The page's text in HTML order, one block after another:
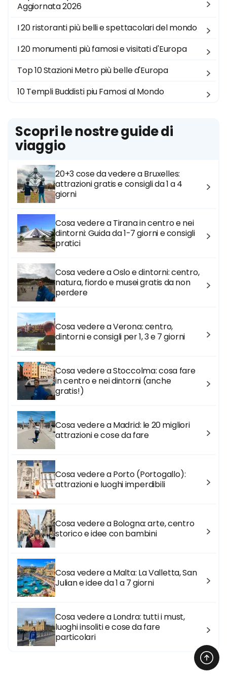
Aggiornata 2026
I 20 ristoranti più belli e spettacolari del mondo
I 20 monumenti più famosi e visitati d'Europa
Top 10 Stazioni Metro più belle d'Europa
10 Templi Buddisti piu Famosi al Mondo
Scopri le nostre guide di
viaggio
20+3 cose da vedere a Bruxelles:
attrazioni gratis e consigli da 1 a 4
giorni
Cosa vedere a Tirana in centro e nei
dintorni: Guida da 1-7 giorni e consigli
pratici
Cosa vedere a Oslo e dintorni: centro,
natura, fiordo e musei gratis da non
perdere
Cosa vedere a Verona: centro,
dintorni e consigli per 1, 3 e 7 giorni
Cosa vedere a Stoccolma: cosa fare
in centro e nei dintorni (anche
gratis!)
Cosa vedere a Madrid: le 20 migliori
attrazioni e cose da fare
Cosa vedere a Porto (Portogallo):
attrazioni e luoghi imperdibili
Cosa vedere a Bologna: arte, centro
storico e idee con bambini
Cosa vedere a Malta: La Valletta, San
Julian e idee da 1 a 7 giorni
Cosa vedere a Londra: tutti i must,
luoghi insoliti e cose da fare
particolari